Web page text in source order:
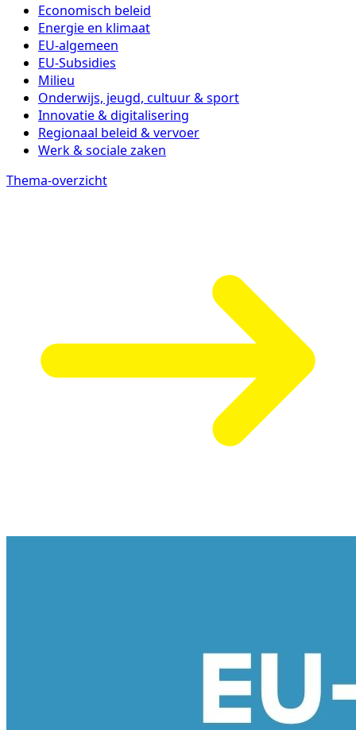
Economisch beleid
Energie en klimaat
EU-algemeen
EU-Subsidies
Milieu
Onderwijs, jeugd, cultuur & sport
Innovatie & digitalisering
Regionaal beleid & vervoer
Werk & sociale zaken
Thema-overzicht